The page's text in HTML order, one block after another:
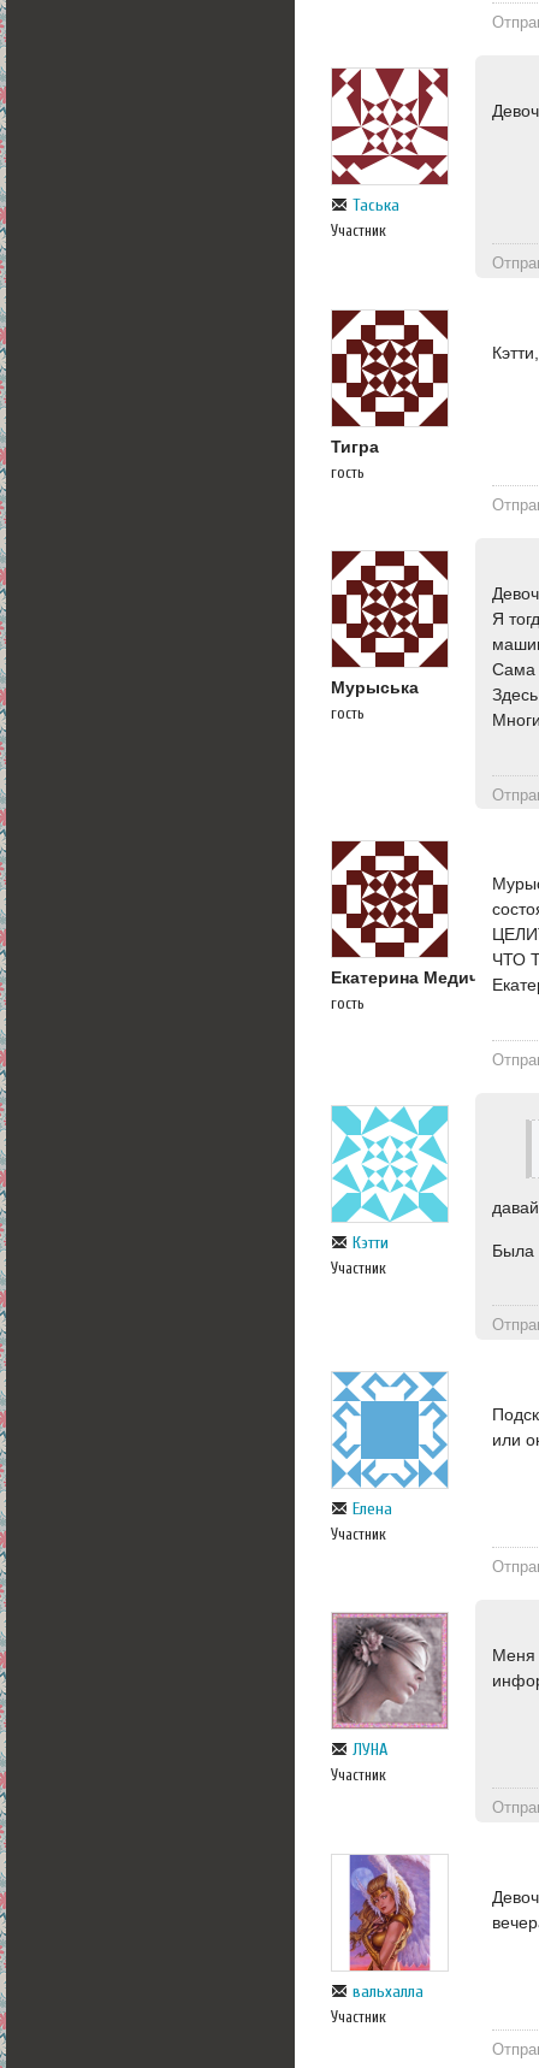
Таська
Участник
Тигра
гость
Мурыська
гость
Я
Сама
Екатерина Медичи
гость
ЧТО
Кэтти
Участник
Была
Елена
Участник
или
ЛУНА
Участник
Меня
вальхалла
Участник